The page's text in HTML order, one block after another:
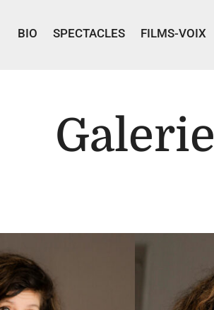
BIO SPECTACLES FILMS-VOIX
Galerie